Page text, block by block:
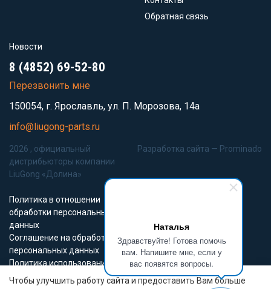
Наталья
Здравствуйте! Готова помочь
вам. Напишите мне, если у
вас появятся вопросы.
Обратная связь
Новости
8 (4852) 69-52-80
Перезвонить мне
150054, г. Ярославль, ул. П. Морозова, 14а
info@liugong-parts.ru
2026 , официальный
дистрибьюторы компании
LiuGong «Долина»
Политика в отношении
обработки персональных
данных
Соглашение на обработку
персональных данных
Политика использования
Cookie-файлов
Разработка сайта — Prominado
Чтобы улучшить работу сайта и предоставить Вам больше